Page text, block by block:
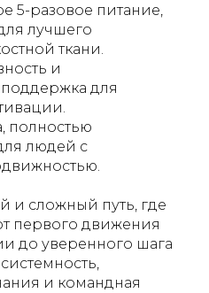
5-разовое питание,
лучшего
ткани.
и
для
полностью
людей с
и сложный путь, где
первого движения
до уверенного шага
и командная